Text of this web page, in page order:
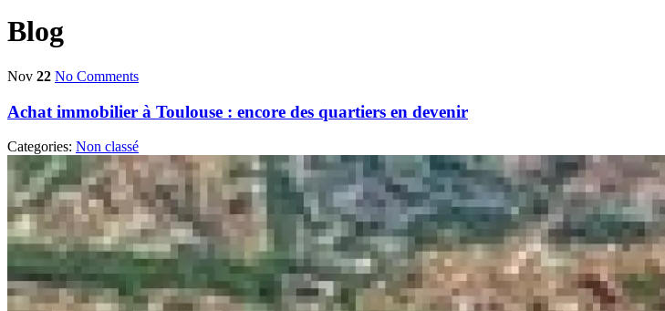
Blog
Nov 22 No Comments
Achat immobilier à Toulouse : encore des quartiers en devenir
Categories: Non classé